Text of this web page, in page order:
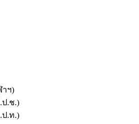
าฯ)
ป.ช.)
ป.ท.)